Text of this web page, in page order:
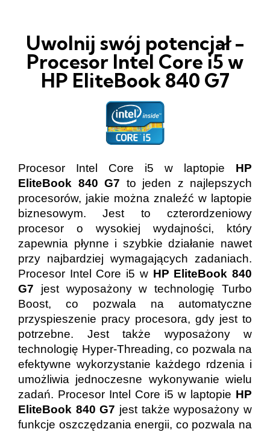
Uwolnij swój potencjał -
Procesor Intel Core i5 w
HP EliteBook 840 G7
Procesor Intel Core i5 w laptopie HP
EliteBook 840 G7 to jeden z najlepszych
procesorów, jakie można znaleźć w laptopie
biznesowym. Jest to czterordzeniowy
procesor o wysokiej wydajności, który
zapewnia płynne i szybkie działanie nawet
przy najbardziej wymagających zadaniach.
Procesor Intel Core i5 w HP EliteBook 840
G7 jest wyposażony w technologię Turbo
Boost, co pozwala na automatyczne
przyspieszenie pracy procesora, gdy jest to
potrzebne. Jest także wyposażony w
technologię Hyper-Threading, co pozwala na
efektywne wykorzystanie każdego rdzenia i
umożliwia jednoczesne wykonywanie wielu
zadań. Procesor Intel Core i5 w laptopie HP
EliteBook 840 G7 jest także wyposażony w
funkcje oszczędzania energii, co pozwala na